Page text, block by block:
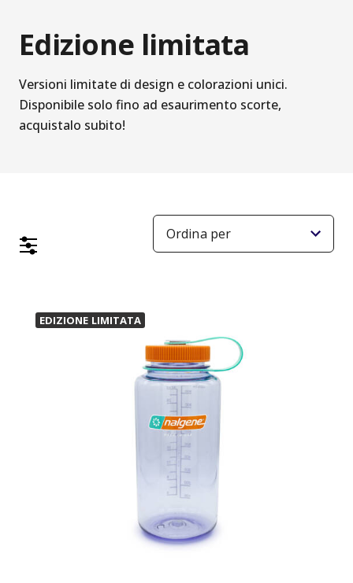
Edizione limitata
Versioni limitate di design e colorazioni unici.
Disponibile solo fino ad esaurimento scorte,
acquistalo subito!
EDIZIONE LIMITATA